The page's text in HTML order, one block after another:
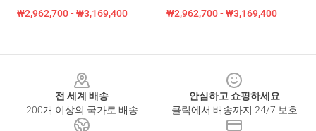
₩2,962,700 - ₩3,169,400 ₩2,962,700 - ₩3,169,400
전 세계 배송
200개 이상의 국가로 배송
안심하고 쇼핑하세요
클릭에서 배송까지 24/7 보호